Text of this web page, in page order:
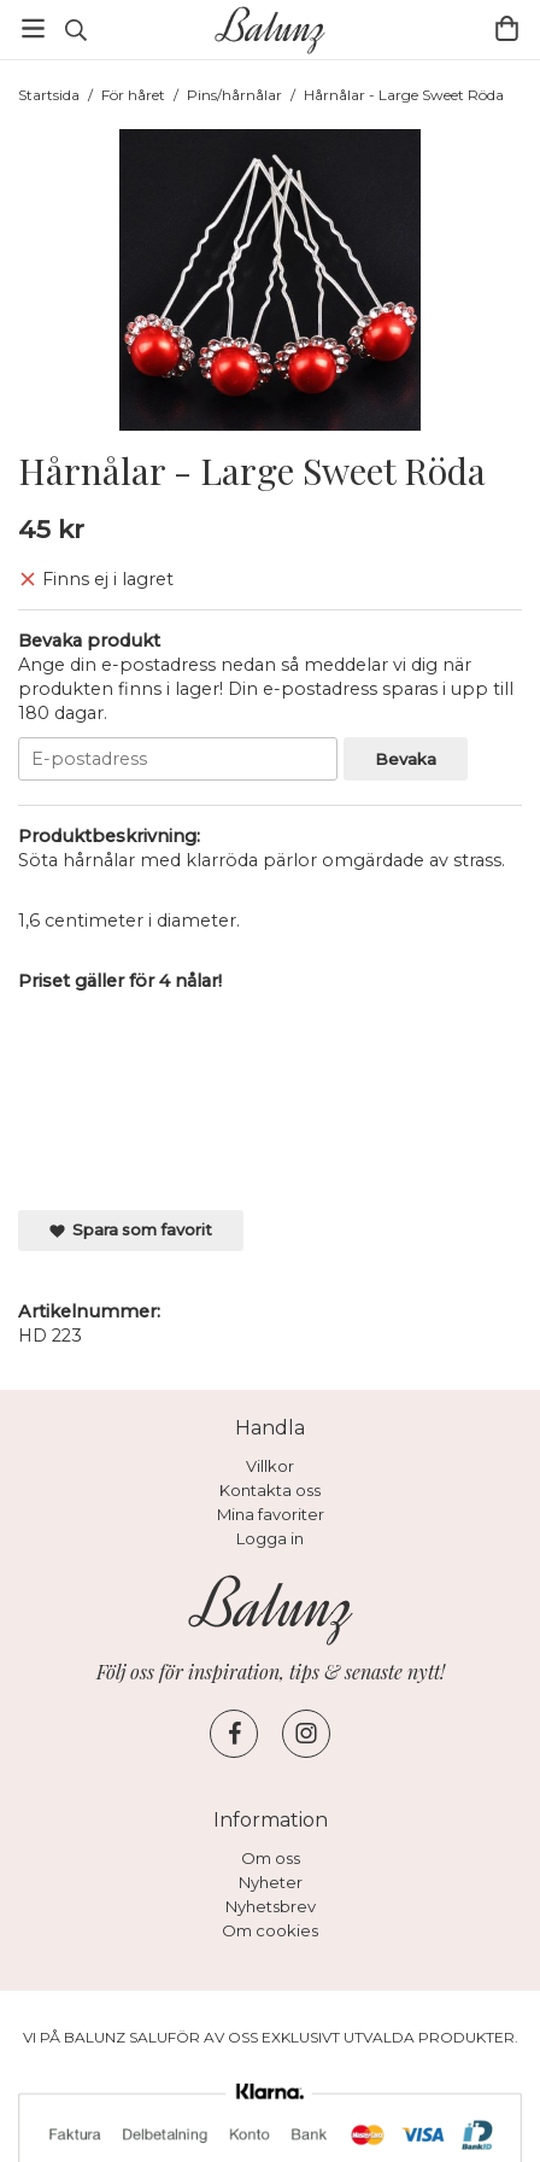
Startsida / För håret / Pins/hårnålar / Hårnålar - Large Sweet Röda
Hårnålar - Large Sweet Röda
45 kr
Finns ej i lagret
Bevaka produkt
Ange din e-postadress nedan så meddelar vi dig när
produkten finns i lager! Din e-postadress sparas i upp till
180 dagar.
Bevaka
Produktbeskrivning:
Söta hårnålar med klarröda pärlor omgärdade av strass.
1,6 centimeter i diameter.
Priset gäller för 4 nålar!
Spara som favorit
Artikelnummer:
HD 223
Handla
Villkor
Kontakta oss
Mina favoriter
Logga in
Följ oss för inspiration, tips & senaste nytt!
Information
Om oss
Nyheter
Nyhetsbrev
Om cookies
VI PÅ BALUNZ SALUFÖR AV OSS EXKLUSIVT UTVALDA PRODUKTER.